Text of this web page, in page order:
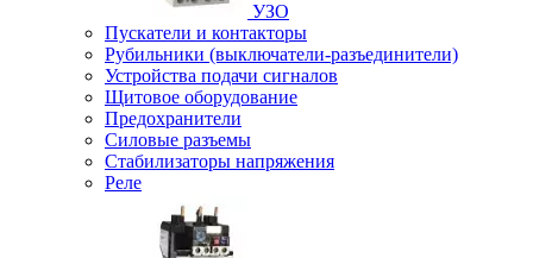
УЗО
Пускатели и контакторы
Рубильники (выключатели-разъединители)
Устройства подачи сигналов
Щитовое оборудование
Предохранители
Силовые разъемы
Стабилизаторы напряжения
Реле